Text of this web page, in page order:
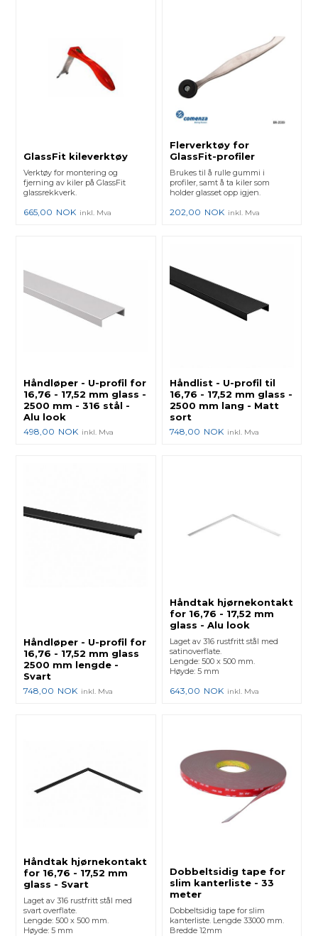
GlassFit kileverktøy
Verktøy for montering og
fjerning av kiler på GlassFit
glassrekkverk.
665,00 NOK inkl. Mva
Flerverktøy for
GlassFit-profiler
Brukes til å rulle gummi i
profiler, samt å ta kiler som
holder glasset opp igjen.
202,00 NOK inkl. Mva
Håndløper - U-profil for
16,76 - 17,52 mm glass -
2500 mm - 316 stål -
Alu look
498,00 NOK inkl. Mva
Håndlist - U-profil til
16,76 - 17,52 mm glass -
2500 mm lang - Matt
sort
748,00 NOK inkl. Mva
Håndløper - U-profil for
16,76 - 17,52 mm glass
2500 mm lengde -
Svart
748,00 NOK inkl. Mva
Håndtak hjørnekontakt
for 16,76 - 17,52 mm
glass - Alu look
Laget av 316 rustfritt stål med
satinoverflate.
Lengde: 500 x 500 mm.
Høyde: 5 mm
643,00 NOK inkl. Mva
Håndtak hjørnekontakt
for 16,76 - 17,52 mm
glass - Svart
Laget av 316 rustfritt stål med
svart overflate.
Lengde: 500 x 500 mm.
Høyde: 5 mm
Dobbeltsidig tape for
slim kanterliste - 33
meter
Dobbeltsidig tape for slim
kanterliste. Lengde 33000 mm.
Bredde 12mm